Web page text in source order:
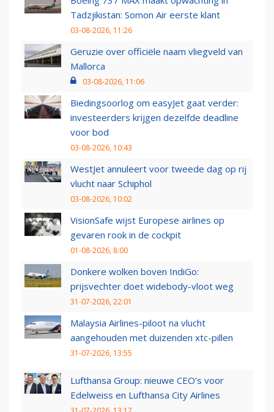
Tadzjikistan: Somon Air eerste klant
03-08-2026, 11:26
Geruzie over officiële naam vliegveld van
Mallorca
03-08-2026, 11:06
Biedingsoorlog om easyJet gaat verder:
investeerders krijgen dezelfde deadline
voor bod
03-08-2026, 10:43
WestJet annuleert voor tweede dag op rij
vlucht naar Schiphol
03-08-2026, 10:02
VisionSafe wijst Europese airlines op
gevaren rook in de cockpit
01-08-2026, 8:00
Donkere wolken boven IndiGo:
prijsvechter doet widebody-vloot weg
31-07-2026, 22:01
Malaysia Airlines-piloot na vlucht
aangehouden met duizenden xtc-pillen
31-07-2026, 13:55
Lufthansa Group: nieuwe CEO’s voor
Edelweiss en Lufthansa City Airlines